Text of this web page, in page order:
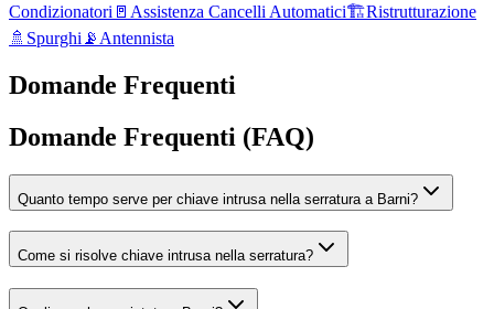
Condizionatori 🚪 Assistenza Cancelli Automatici🏗️Ristrutturazione
🚿 Spurghi 📡 Antennista
Domande Frequenti
Domande Frequenti (FAQ)
Quanto tempo serve per chiave intrusa nella serratura a Barni?
Come si risolve chiave intrusa nella serratura?